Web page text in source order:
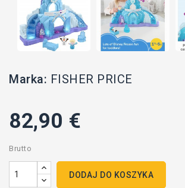
Marka: FISHER PRICE
82,90 €
Brutto
DODAJ DO KOSZYKA